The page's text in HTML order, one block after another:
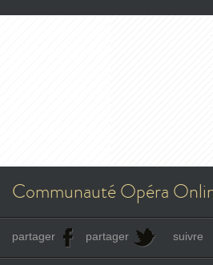
Communauté Opéra
partager partager suivre